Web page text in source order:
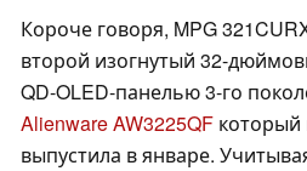
Короче говоря, MPG
второй изогнутый 32-
QD-OLED-панелью 3-го
Alienware AW3225QF который
выпустила в январе.